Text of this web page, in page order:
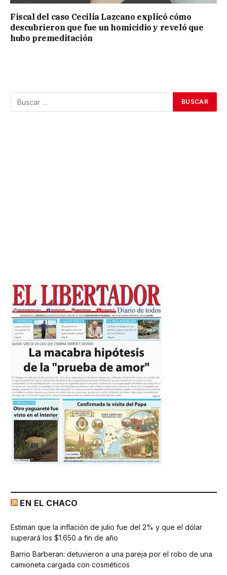
Fiscal del caso Cecilia Lazcano explicó cómo
descubrieron que fue un homicidio y reveló que
hubo premeditación
EN EL CHACO
Estiman que la inflación de julio fue del 2% y que el dólar
superará los $1.650 a fin de año
Barrio Barberan: detuvieron a una pareja por el robo de una
camioneta cargada con cosméticos